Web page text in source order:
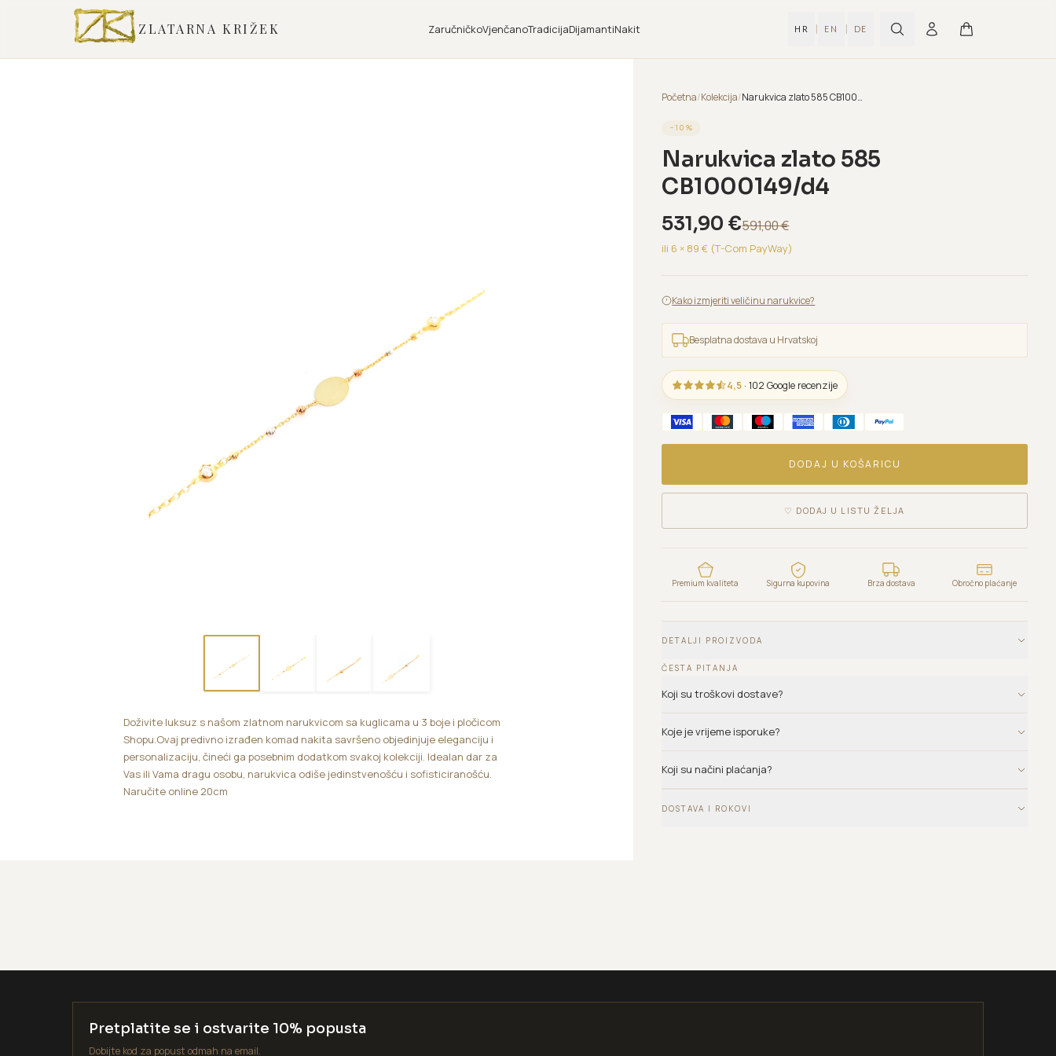
ZLATARNA KRIŽEK ZaručničkoVjenčanoTradicijaDijamantiNakit HR | EN | DE
Doživite luksuz s našom zlatnom narukvicom sa kuglicama u 3 boje i pločicom
Shopu.Ovaj predivno izrađen komad nakita savršeno objedinjuje eleganciju i
personalizaciju, čineći ga posebnim dodatkom svakoj kolekciji. Idealan dar za
Vas ili Vama dragu osobu, narukvica odiše jedinstvenošću i sofisticiranošću.
Naručite online 20cm
Početna/Kolekcija/ Narukvica zlato 585 CB1000149/d4
− 10 %
Narukvica zlato 585
CB1000149/d4
531,90 €591,00€
ili 6 × 89 € (T-Com PayWay)
Kako izmjeriti veličinu narukvice?
Besplatna dostava u Hrvatskoj
4,5 · 102 Google recenzije
DODAJ U KOŠARICU
♡ DODAJ U LISTU ŽELJA
Premium kvaliteta Sigurna kupovina Brza dostava Obročno plaćanje
DETALJI PROIZVODA
ČESTA PITANJA
Koji su troškovi dostave?
Koje je vrijeme isporuke?
Koji su načini plaćanja?
DOSTAVA I ROKOVI
Pretplatite se i ostvarite 10% popusta
Dobijte kod za popust odmah na email.